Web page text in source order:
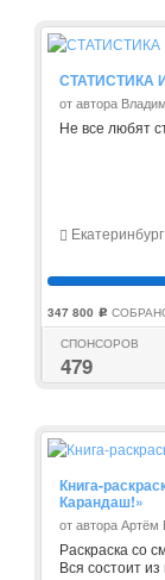
СТАТИСТИКА
от автора
Не все любят
347 800 c
СПОНСОРОВ
479
Книга-
Карандаш!»
от автора
Раскраска со
Вся состоит